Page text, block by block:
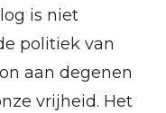
is niet
politiek van
aan degenen
vrijheid. Het